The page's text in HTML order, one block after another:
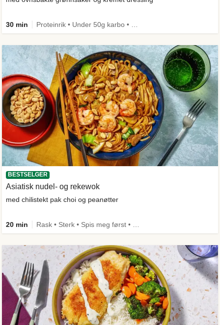
30 min
BESTSELGER
Asiatisk nudel- og rekewok
med chilistekt pak choi og peanøtter
20 min